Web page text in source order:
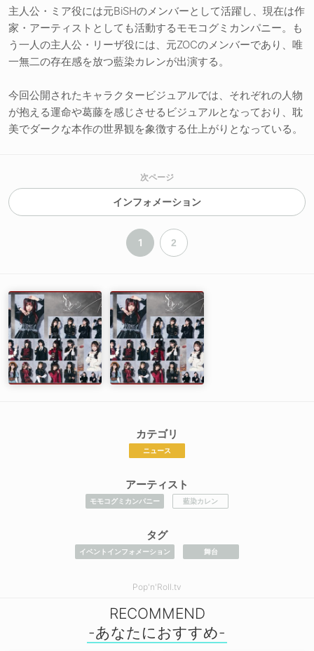
主人公・ミア役には元BiSHのメンバーとして活躍し、現在は作
家・アーティストとしても活動するモモコグミカンパニー。も
う一人の主人公・リーザ役には、元ZOCのメンバーであり、唯
一無二の存在感を放つ藍染カレンが出演する。
今回公開されたキャラクタービジュアルでは、それぞれの人物
が抱える運命や葛藤を感じさせるビジュアルとなっており、耽
美でダークな本作の世界観を象徴する仕上がりとなっている。
次ページ
インフォメーション
1 2
カテゴリ
ニュース
アーティスト
モモコグミカンパニー 藍染カレン
タグ
イベントインフォメーション 舞台
Pop'n'Roll.tv
RECOMMEND